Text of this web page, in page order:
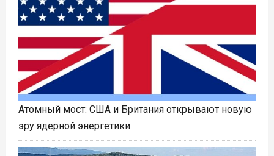
Атомный мост: США и Британия открывают новую
эру ядерной энергетики